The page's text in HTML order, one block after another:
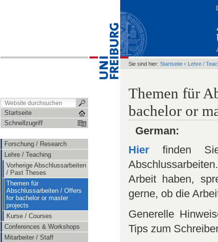
Startseite
Schnellzugriff
Forschung / Research
Lehre / Teaching
Vorherige Abschlussarbeiten
/ Past Theses
Themen für
Abschlussarbeiten / Offers
for bachelor or master
projects
Kurse / Courses
Conferences & Workshops
Mitarbeiter / Staff
Sie sind hier: Startseite › Lehre /
Themen für
bachelor or
German:
Hier finden Sie
Arbeit haben,
gerne, ob die
Generelle
Tips zum